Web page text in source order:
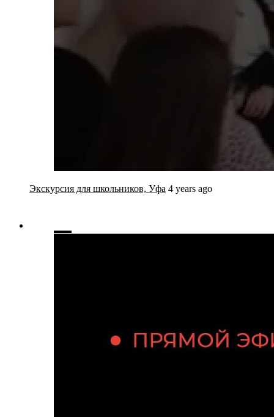
Экскурсия для школьников, Уфа 4 years ago